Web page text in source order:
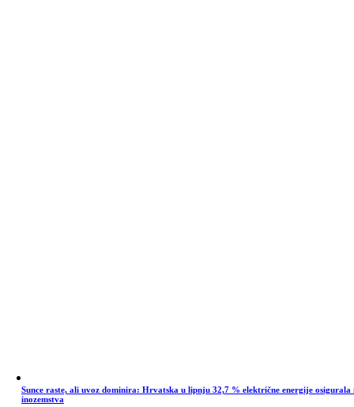
Sunce raste, ali uvoz dominira: Hrvatska u lipnju 32,7 % električne energije osigurala
inozemstva